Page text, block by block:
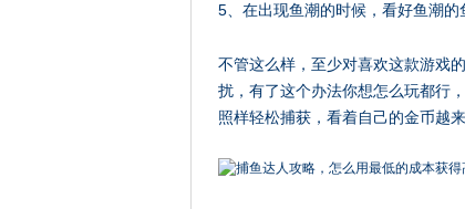
5、在出现鱼潮的时候，看好鱼潮的
不管这么样，至少对喜欢这款游戏
扰，有了这个办法你想怎么玩都行
照样轻松捕获，看着自己的金币越